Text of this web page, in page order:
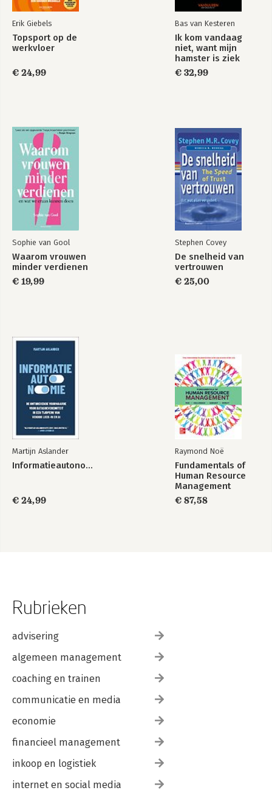
High impact
veranderen
Het High Impact MT
Bekijk alle boeken
Erik Giebels
Topsport op de
werkvloer
€ 24,99
Bas van Kesteren
Ik kom vandaag
niet, want mijn
hamster is ziek
€ 32,99
Sophie van Gool
Waarom vrouwen
minder verdienen
€ 19,99
Stephen Covey
De snelheid van
vertrouwen
€ 25,00
Martijn Aslander
Informatieautonomie
€ 24,99
Raymond Noë
Fundamentals of
Human Resource
Management
€ 87,58
Rubrieken
advisering
algemeen management
coaching en trainen
communicatie en media
economie
financieel management
inkoop en logistiek
internet en social media